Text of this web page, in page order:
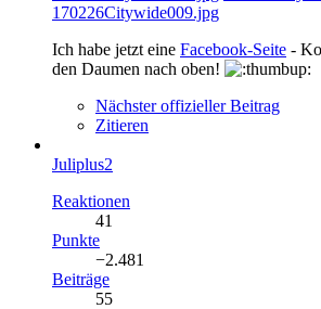
170226Citywide009.jpg
Ich habe jetzt eine Facebook-Seite -
den Daumen nach oben!
Nächster offizieller Beitrag
Zitieren
Juliplus2
Reaktionen
41
Punkte
−2.481
Beiträge
55